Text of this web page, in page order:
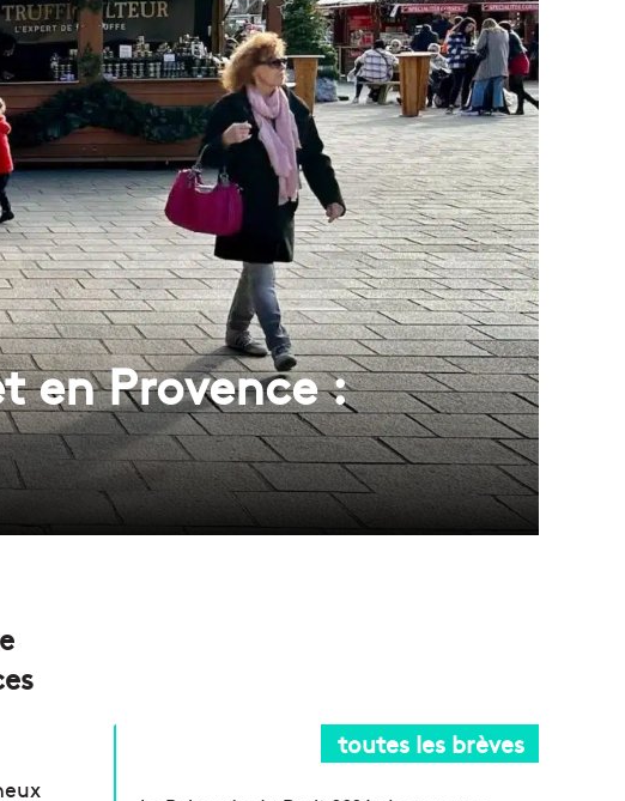
en Provence :
toutes les brèves